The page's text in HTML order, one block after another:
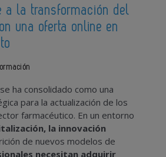
a la transformación del
una oferta online en
ha consolidado como una
para la actualización de los
farmacéutico. En un entorno
la innovación
de nuevos modelos de
necesitan adquirir